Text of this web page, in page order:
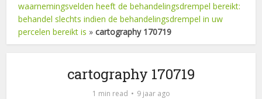
waarnemingsvelden heeft de behandelingsdrempel bereikt:
behandel slechts indien de behandelingsdrempel in uw
percelen bereikt is »cartography 170719
cartography 170719
1 min read 9 jaar ago